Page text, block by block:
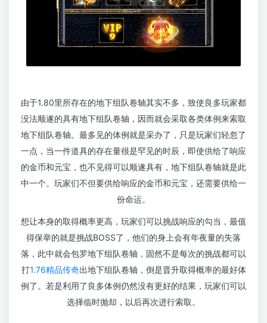
由于1.80里所存在的地下组队卷轴其实不多，致使良多玩家都
没法顺遂的具有地下组队卷轴，因而就会采取各类体例来索取
地下组队卷轴。最多见的体例就是采办了，只是玩家们轻忽了
一点，当一件道具的存在量很是罕见的时辰，即使供给了响应
的金币和元宝，也不见得可以顺遂具有，地下组队卷轴就是此
中一个。玩家们不但要供给响应的金币和元宝，还需要供给一
份命运。
想让本身的取得概率更高，玩家们可以挑战响应的勾当，最值
得保举的就是挑战BOSS了，他们的身上会有年夜量的失落
落，此中就会包罗地下组队卷轴，固然不是每次的挑战都可以
打1.76精品传奇出地下组队卷轴，倒是晋升取得概率的最好体
例了。若是利用了良多体例仍然没有更好的结果，玩家们可以
选择临时抛却，以后再次进行索取。